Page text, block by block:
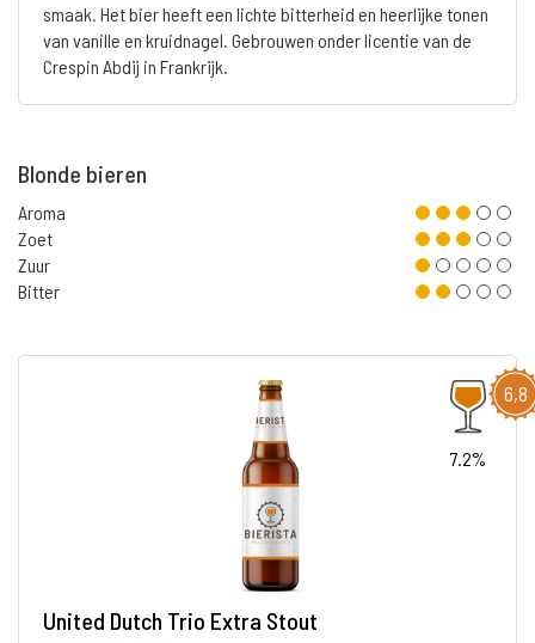
smaak. Het bier heeft een lichte bitterheid en heerlijke tonen
van vanille en kruidnagel. Gebrouwen onder licentie van de
Crespin Abdij in Frankrijk.
Blonde bieren
Aroma
Zoet
Zuur
Bitter
6,8
7.2%
United Dutch Trio Extra Stout